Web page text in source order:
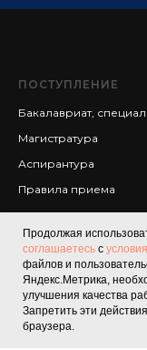
Продолжая
соглашаетесь с
файлов и
Яндекс.Метрика,
улучшения качества
Запретить эти
браузера.
ПОСТУПЛЕНИЕ
Бакалавриат,
Магистратура
Аспирантура
Правила приема